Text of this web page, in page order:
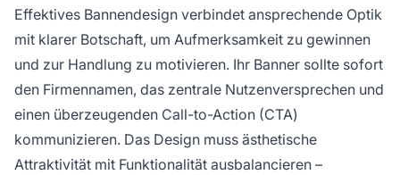
Effektives Bannendesign verbindet ansprechende Optik
mit klarer Botschaft, um Aufmerksamkeit zu gewinnen
und zur Handlung zu motivieren. Ihr Banner sollte sofort
den Firmennamen, das zentrale Nutzenversprechen und
einen überzeugenden Call-to-Action (CTA)
kommunizieren. Das Design muss ästhetische
Attraktivität mit Funktionalität ausbalancieren –